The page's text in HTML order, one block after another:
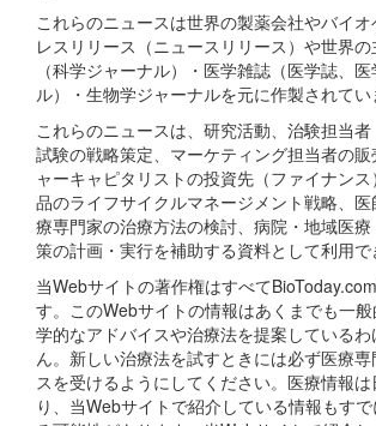
これらのニュースは世界の製薬会社やバイ
レスリリース（ニュースリリース）や世界
（科学ジャーナル）・医学雑誌（医学誌、
ル）・生物学ジャーナルを元に作製されてい
これらのニュースは、研究活動、治験担当
試験の戦略策定、マーケティング担当者の
ャーキャピタリストの投資先（ファイナン
品のライフサイクルマネージメント戦略、
療専門家の治療方法の検討、病院・地域医
策の計画・実行を補助する資料として利用で
当Webサイトの著作権はすべて
す。このWebサイトの情報はあくまでも一
学的なアドバイスや治療法を提案している
ん。新しい治療法を試すときには必ず医療
スを受けるようにしてください。医療情報
り、当Webサイトで紹介している情報もす